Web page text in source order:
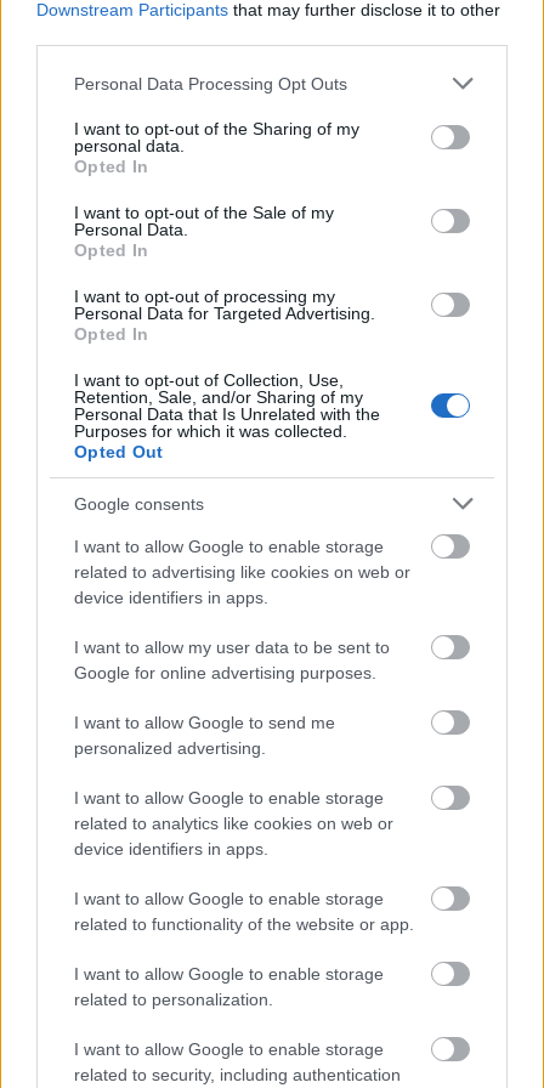
Downstream Participants that may further disclose it to other
Please note that this website/app uses one or more Google
not limited to your visit or usage behaviour. You may click to
grant or deny consent to Google and its third-party tags to
use your data for below specified purposes in below Google
consent section.
Personal Data Processing Opt Outs
I want to opt-out of the Sharing of my
personal data.
Opted In
I want to opt-out of the Sale of my
Personal Data.
Opted In
I want to opt-out of processing my
Personal Data for Targeted Advertising.
Opted In
I want to opt-out of Collection, Use,
Retention, Sale, and/or Sharing of my
Personal Data that Is Unrelated with the
Purposes for which it was collected.
Opted Out
Google consents
I want to allow Google to enable storage
related to advertising like cookies on web or
device identifiers in apps.
I want to allow my user data to be sent to
Google for online advertising purposes.
I want to allow Google to send me
personalized advertising.
I want to allow Google to enable storage
related to analytics like cookies on web or
device identifiers in apps.
I want to allow Google to enable storage
related to functionality of the website or app.
I want to allow Google to enable storage
related to personalization.
I want to allow Google to enable storage
related to security, including authentication
Mindezt láthatóan vágások nélkül, jó eséllyel
a rejtett vágásokat is mellőzve, hosszú
emberközelibbé válnak az események, a
színészek számára pedig sokkal több
potenciál jelentkezik a kibontakozásra.
Itt át is térhetünk aPieces of a Woman
kétségtelenül legfontosabb összetevőjére,
amely nem más mint az alakításáért a
Velencei Nemzetközi Filmfesztiválon is
díjazott Vanessa Kirby, akit nagyjából még 2-
3 nagyon jó szerepválasztás választ el attól,
hogy visszavonhatatlanul korunk egyik
legnagyszerűbb filmsztárjává váljon. (Nem
csupán tehetsége miatt, hanem pályája
példás diverzitása okán is, hiszen ugyanúgy
mint ahogy a Mission: Impossible vagy a
Halálos iramban világában is helytáll.)
Semmihez sem fogható az, amikor egy film
nézése közben olyan színészeket nézhetünk,
akik zsigeri szinten, minden rezdülésükkel
szolgálják szerepüket, és még egy közel
félórás vágatlan jelenetben is minden
másodpercben karakterben maradnak -
Mundruczó erre abszolút megteremti a
olyan elemmel is találkozzak, ami miatt annak
idején beleszerettem a filmnézésbe. Kirby
csodálatos, az érzelmi hullámvasút minden
profizmussal veszi, játékát látva olyan
érzésünk lehet, hogy az ilyen szintű
színészetet talán még tanítani sem lehet.
Bízom benne, hogy sokan egyetértenek
most a streaming által teremtett házimozi-
körülményeket is értem - elsősorban az ilyen